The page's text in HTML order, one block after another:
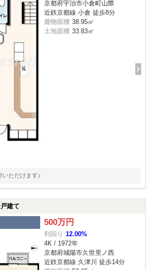
京都府宇治市小倉町山際
近鉄京都線 小倉 徒歩8分
建物面積 38.95㎡
土地面積 33.83㎡
いただけます♪
建て
500万円
利回り 12.00%
4K / 1972年
京都府城陽市久世里ノ西
近鉄京都線 久津川 徒歩14分